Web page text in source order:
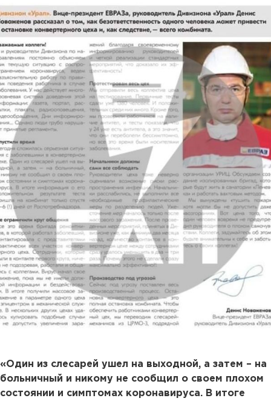
«Один из слесарей ушел на выходной, а затем – на
больничный и никому не сообщил о своем плохом
состоянии и симптомах коронавируса. В итоге